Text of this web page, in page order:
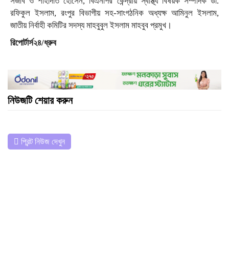
রফিকুল ইসলাম, রংপুর বিভাগীয় সহ-সাংগঠনিক অধ্যক্ষ আমিনুল ইসলাম,
জাতীয় নির্বাহী কমিটির সদস্য মাহবুবুল ইসলাম মাহবুব প্রমুখ।
রিপোর্টার্স২৪/ধ্রুব
নিউজটি শেয়ার করুন
প্রিন্ট নিউজ দেখুন